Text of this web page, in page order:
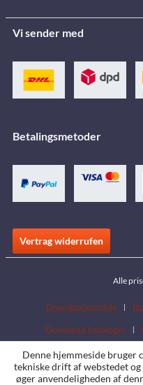
Vi sender med
Betalingsmetoder
Vertrag widerrufen
Alle
Downloadområde
Download kataloger
Denne hjemmeside bruger
tekniske drift af webstedet
øger anvendeligheden af